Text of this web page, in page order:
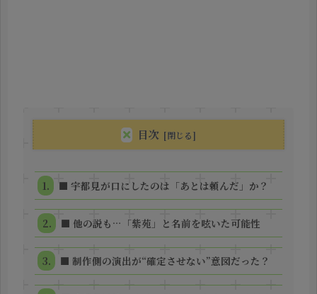
目次
■ 宇都見が口にしたのは「あとは頼んだ」か？
■ 他の説も…「紫苑」と名前を呟いた可能性
■ 制作側の演出が“確定させない”意図だった？